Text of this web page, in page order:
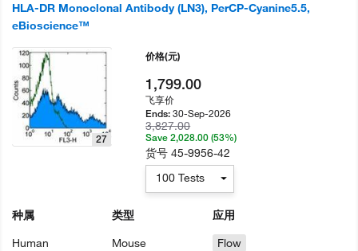
HLA-DR Monoclonal Antibody (LN3), PerCP-Cyanine5.5,
eBioscience™
27
种属
Human
类型
Mouse
应用
Flow
价格(元)
1,799.00
飞享价
Ends:30-Sep-2026
3,827.00
Save 2,028.00 (53%)
货号45-9956-42
100 Tests